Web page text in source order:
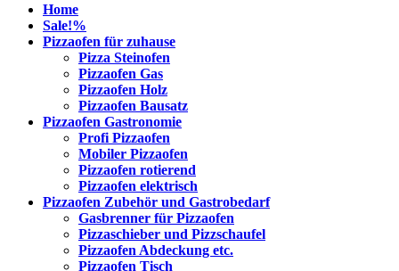
Home
Sale!%
Pizzaofen für zuhause
Pizza Steinofen
Pizzaofen Gas
Pizzaofen Holz
Pizzaofen Bausatz
Pizzaofen Gastronomie
Profi Pizzaofen
Mobiler Pizzaofen
Pizzaofen rotierend
Pizzaofen elektrisch
Pizzaofen Zubehör und Gastrobedarf
Gasbrenner für Pizzaofen
Pizzaschieber und Pizzschaufel
Pizzaofen Abdeckung etc.
Pizzaofen Tisch